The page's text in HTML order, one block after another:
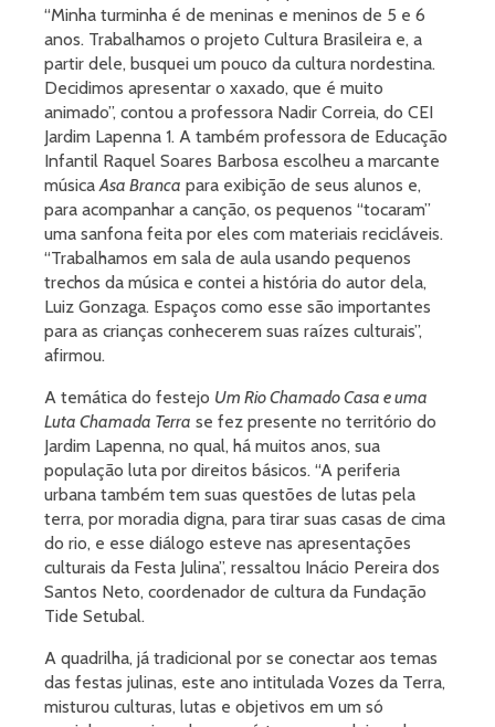
“Minha turminha é de meninas e meninos de 5 e 6
anos. Trabalhamos o projeto Cultura Brasileira e, a
partir dele, busquei um pouco da cultura nordestina.
Decidimos apresentar o xaxado, que é muito
animado”, contou a professora Nadir Correia, do CEI
Jardim Lapenna 1. A também professora de Educação
Infantil Raquel Soares Barbosa escolheu a marcante
músicaAsa Branca para exibição de seus alunos e,
para acompanhar a canção, os pequenos “tocaram”
uma sanfona feita por eles com materiais recicláveis.
“Trabalhamos em sala de aula usando pequenos
trechos da música e contei a história do autor dela,
Luiz Gonzaga. Espaços como esse são importantes
para as crianças conhecerem suas raízes culturais”,
afirmou.
A temática do festejo Um Rio Chamado Casa e uma
Luta Chamada Terra se fez presente no território do
Jardim Lapenna, no qual, há muitos anos, sua
população luta por direitos básicos. “A periferia
urbana também tem suas questões de lutas pela
terra, por moradia digna, para tirar suas casas de cima
do rio, e esse diálogo esteve nas apresentações
culturais da Festa Julina”, ressaltou Inácio Pereira dos
Santos Neto, coordenador de cultura da Fundação
Tide Setubal.
A quadrilha, já tradicional por se conectar aos temas
das festas julinas, este ano intitulada Vozes da Terra,
misturou culturas, lutas e objetivos em um só